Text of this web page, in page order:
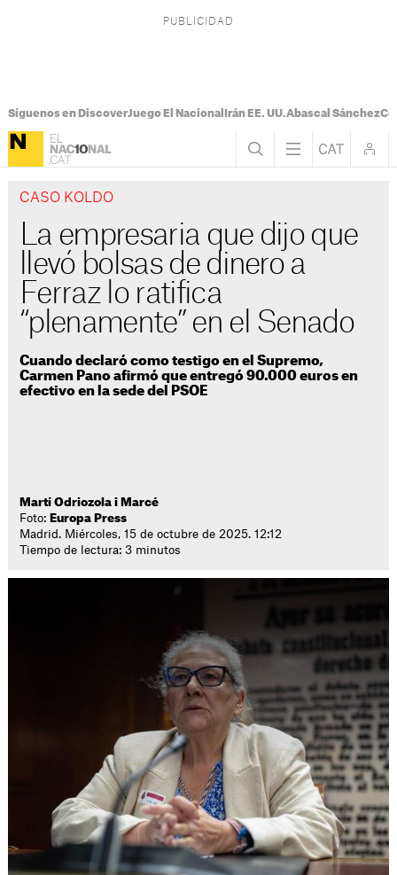
Síguenos en DiscoverJuego El Nacional Irán EE. UU.Abascal Sánchez
CASO KOLDO
La empresaria que dijo que
llevó bolsas de dinero a
Ferraz lo ratifica
“plenamente” en el Senado
Cuando declaró como testigo en el Supremo,
Carmen Pano afirmó que entregó 90.000 euros en
efectivo en la sede del PSOE
Martí Odriozola i Marcé
Foto: Europa Press
Madrid. Miércoles, 15 de octubre de 2025. 12:12
Tiempo de lectura: 3 minutos